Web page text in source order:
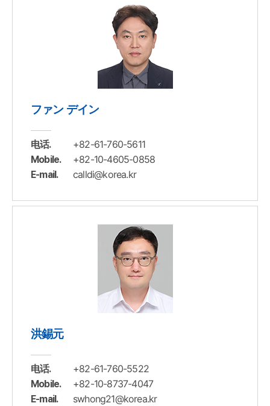
ファン デイン
电话. +82-61-760-5611
Mobile. +82-10-4605-0858
E-mail. calldi@korea.kr
洪錫元
电话. +82-61-760-5522
Mobile. +82-10-8737-4047
E-mail. swhong21@korea.kr